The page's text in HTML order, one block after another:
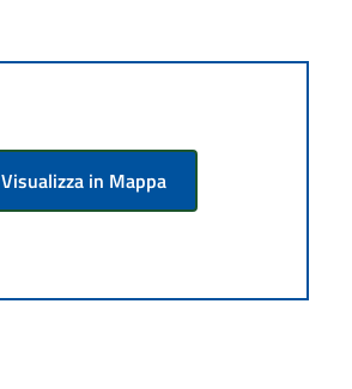
Visualizza in Mappa